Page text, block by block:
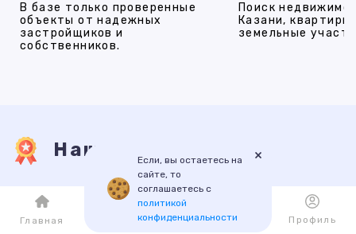
В базе только проверенные
объекты от надежных
застройщиков и
собственников.
Поиск
Казани,
земельные
Наши услуги
ПРОДАЖА АРЕНДА НОВОСТРОЙКИ ИПОТЕКА
Если, вы остаетесь на
сайте, то
соглашаетесь с
политикой
конфиденциальности
×
Главная Каталог Избранное Профиль